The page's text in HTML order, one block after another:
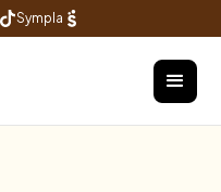
Sympla